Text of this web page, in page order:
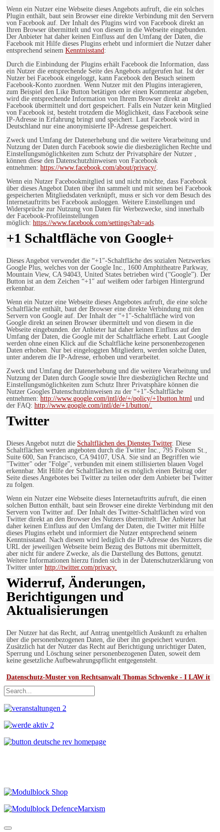
Wenn ein Nutzer eine Webseite dieses Angebots aufruft, die ein solches
Plugin enthält, baut sein Browser eine direkte Verbindung mit den Servern
von Facebook auf. Der Inhalt des Plugins wird von Facebook direkt an
Ihren Browser übermittelt und von diesem in die Webseite eingebunden.
Der Anbieter hat daher keinen Einfluss auf den Umfang der Daten, die
Facebook mit Hilfe dieses Plugins erhebt und informiert die Nutzer daher
entsprechend seinem Kenntnisstand:
Durch die Einbindung der Plugins erhält Facebook die Information, dass
ein Nutzer die entsprechende Seite des Angebots aufgerufen hat. Ist der
Nutzer bei Facebook eingeloggt, kann Facebook den Besuch seinem
Facebook-Konto zuordnen. Wenn Nutzer mit den Plugins interagieren,
zum Beispiel den Like Button betätigen oder einen Kommentar abgeben,
wird die entsprechende Information von Ihrem Browser direkt an
Facebook übermittelt und dort gespeichert. Falls ein Nutzer kein Mitglied
von Facebook ist, besteht trotzdem die Möglichkeit, dass Facebook seine
IP-Adresse in Erfahrung bringt und speichert. Laut Facebook wird in
Deutschland nur eine anonymisierte IP-Adresse gespeichert.
Zweck und Umfang der Datenerhebung und die weitere Verarbeitung und
Nutzung der Daten durch Facebook sowie die diesbezüglichen Rechte und
Einstellungsmöglichkeiten zum Schutz der Privatsphäre der Nutzer ,
können diese den Datenschutzhinweisen von Facebook
entnehmen: https://www.facebook.com/about/privacy/.
Wenn ein Nutzer Facebookmitglied ist und nicht möchte, dass Facebook
über dieses Angebot Daten über ihn sammelt und mit seinen bei Facebook
gespeicherten Mitgliedsdaten verknüpft, muss er sich vor dem Besuch des
Internetauftritts bei Facebook ausloggen. Weitere Einstellungen und
Widersprüche zur Nutzung von Daten für Werbezwecke, sind innerhalb
der Facebook-Profileinstellungen
möglich: https://www.facebook.com/settings?tab=ads.
+1 Schaltfläche von Google+
Dieses Angebot verwendet die “+1″-Schaltfläche des sozialen Netzwerkes
Google Plus, welches von der Google Inc., 1600 Amphitheatre Parkway,
Mountain View, CA 94043, United States betrieben wird (“Google”). Der
Button ist an dem Zeichen “+1″ auf weißem oder farbigen Hintergrund
erkennbar.
Wenn ein Nutzer eine Webseite dieses Angebotes aufruft, die eine solche
Schaltfläche enthält, baut der Browser eine direkte Verbindung mit den
Servern von Google auf. Der Inhalt der “+1″-Schaltfläche wird von
Google direkt an seinen Browser übermittelt und von diesem in die
Webseite eingebunden. der Anbieter hat daher keinen Einfluss auf den
Umfang der Daten, die Google mit der Schaltfläche erhebt. Laut Google
werden ohne einen Klick auf die Schaltfläche keine personenbezogenen
Daten erhoben. Nur bei eingeloggten Mitgliedern, werden solche Daten,
unter anderem die IP-Adresse, erhoben und verarbeitet.
Zweck und Umfang der Datenerhebung und die weitere Verarbeitung und
Nutzung der Daten durch Google sowie Ihre diesbezüglichen Rechte und
Einstellungsmöglichkeiten zum Schutz Ihrer Privatsphäre können die
Nutzer Googles Datenschutzhinweisen zu der “+1″-Schaltfläche
entnehmen: http://www.google.com/intl/de/+/policy/+1button.html und
der FAQ: http://www.google.com/intl/de/+1/button/.
Twitter
Dieses Angebot nutzt die Schaltflächen des Dienstes Twitter. Diese
Schaltflächen werden angeboten durch die Twitter Inc., 795 Folsom St.,
Suite 600, San Francisco, CA 94107, USA. Sie sind an Begriffen wie
"Twitter" oder "Folge", verbunden mit einem stillisierten blauen Vogel
erkennbar. Mit Hilfe der Schaltflächen ist es möglich einen Beitrag oder
Seite dieses Angebotes bei Twitter zu teilen oder dem Anbieter bei Twitter
zu folgen.
Wenn ein Nutzer eine Webseite dieses Internetauftritts aufruft, die einen
solchen Button enthält, baut sein Browser eine direkte Verbindung mit den
Servern von Twitter auf. Der Inhalt des Twitter-Schaltflächen wird von
Twitter direkt an den Browser des Nutzers übermittelt. Der Anbieter hat
daher keinen Einfluss auf den Umfang der Daten, die Twitter mit Hilfe
dieses Plugins erhebt und informiert die Nutzer entsprechend seinem
Kenntnisstand. Nach diesem wird lediglich die IP-Adresse des Nutzers die
URL der jeweiligen Webseite beim Bezug des Buttons mit übermittelt,
aber nicht für andere Zwecke, als die Darstellung des Buttons, genutzt.
Weitere Informationen hierzu finden sich in der Datenschutzerklärung von
Twitter unter http://twitter.com/privacy.
Widerruf, Änderungen,
Berichtigungen und
Aktualisierungen
Der Nutzer hat das Recht, auf Antrag unentgeltlich Auskunft zu erhalten
über die personenbezogenen Daten, die über ihn gespeichert wurden.
Zusätzlich hat der Nutzer das Recht auf Berichtigung unrichtiger Daten,
Sperrung und Löschung seiner personenbezogenen Daten, soweit dem
keine gesetzliche Aufbewahrungspflicht entgegensteht.
Datenschutz-Muster von Rechtsanwalt Thomas Schwenke - I LAW it